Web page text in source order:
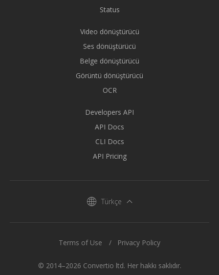
Status
Video dönüştürücü
Ses dönüştürücü
Belge dönüştürücü
Görüntü dönüştürücü
OCR
Developers API
API Docs
CLI Docs
API Pricing
Türkçe
© 2014–2026 Convertio ltd. Her hakkı saklıdır.
Terms of Use Privacy Policy